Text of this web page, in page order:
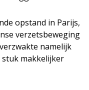
opstand in Parijs,
verzetsbeweging
namelijk
stuk makkelijker